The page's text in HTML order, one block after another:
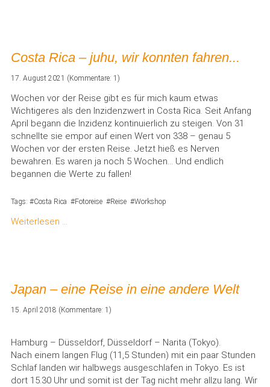
Costa Rica – juhu, wir konnten fahren...
17. August 2021 (Kommentare: 1)
Wochen vor der Reise gibt es für mich kaum etwas
Wichtigeres als den Inzidenzwert in Costa Rica. Seit Anfang
April begann die Inzidenz kontinuierlich zu steigen. Von 31
schnellte sie empor auf einen Wert von 338 – genau 5
Wochen vor der ersten Reise. Jetzt hieß es Nerven
bewahren. Es waren ja noch 5 Wochen… Und endlich
begannen die Werte zu fallen!
Tags: Costa Rica Fotoreise Reise Workshop
Weiterlesen …
Japan – eine Reise in eine andere Welt
15. April 2018 (Kommentare: 1)
Hamburg – Düsseldorf, Düsseldorf – Narita (Tokyo).
Nach einem langen Flug (11,5 Stunden) mit ein paar Stunden
Schlaf landen wir halbwegs ausgeschlafen in Tokyo. Es ist
dort 15.30 Uhr und somit ist der Tag nicht mehr allzu lang. Wir